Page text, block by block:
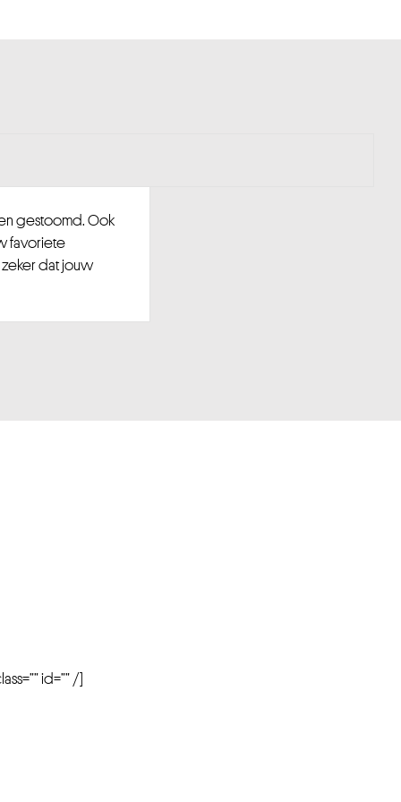
gestoomd. Ook
favoriete
dat jouw
id=”” /]